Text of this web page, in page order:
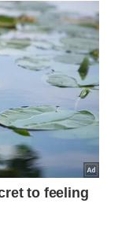
de suas
simples que
gerada por IA
da